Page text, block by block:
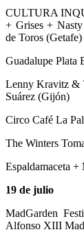
CULTURA
+ Grises +
de Toros (Getafe)
Guadalupe Plata
Lenny Kravitz &
Suárez (Gijón)
Circo Café La
The Winters
Espaldamaceta +
19 de julio
MadGarden
Alfonso XIII